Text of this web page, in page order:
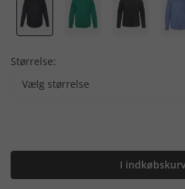
Størrelse:
Vælg størrelse
I